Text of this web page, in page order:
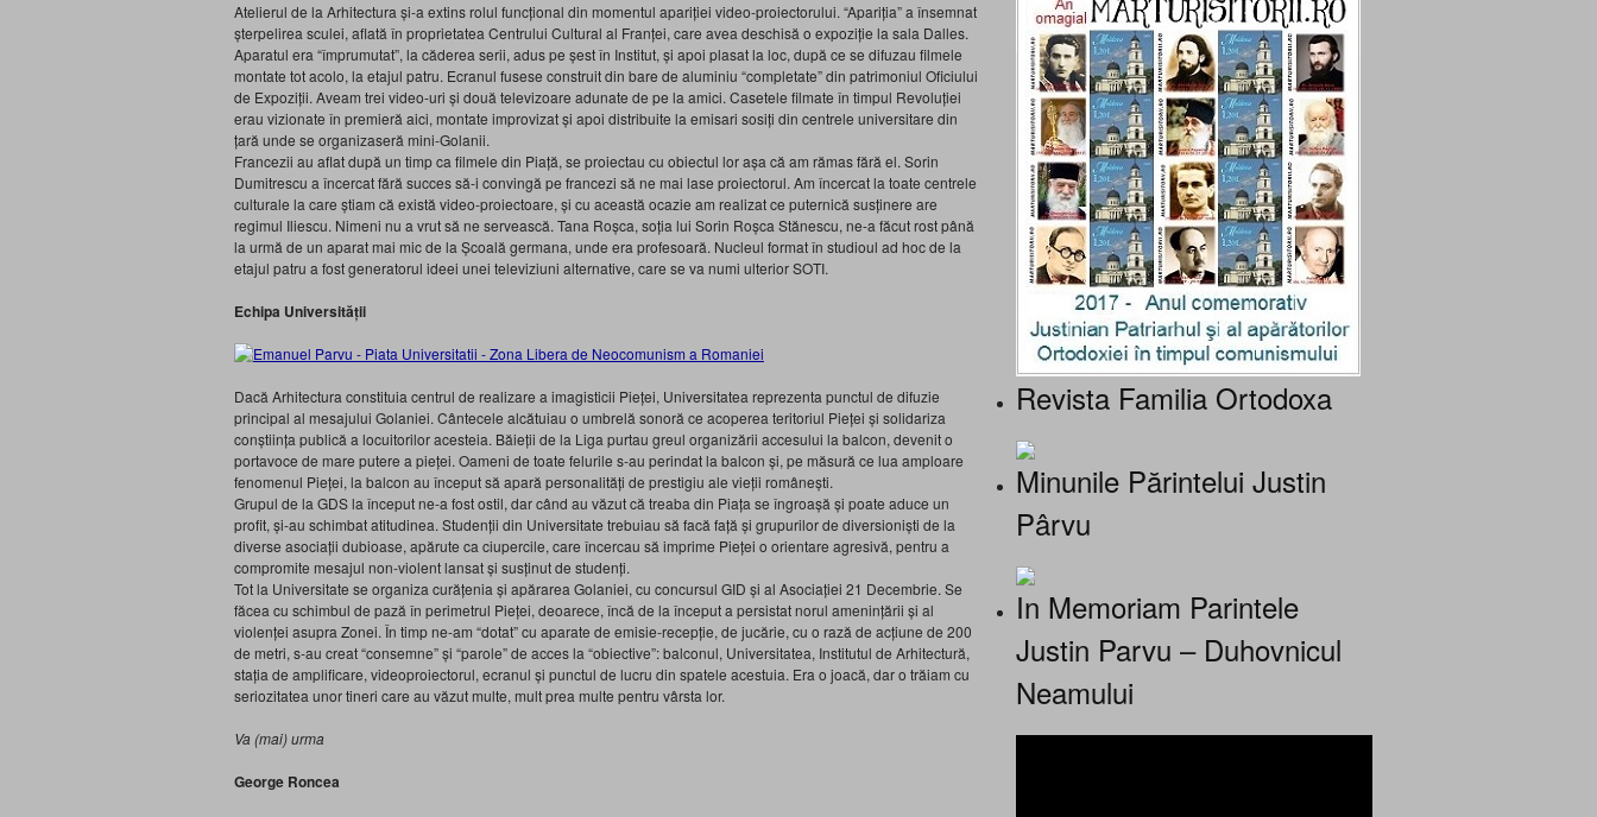
Atelierul de la Arhitectura și-a extins rolul funcțional din momentul apariției video-proiectorului. “Apariția” a însemnat
șterpelirea sculei, aflată în proprietatea Centrului Cultural al Franței, care avea deschisă o expoziție la sala Dalles.
Aparatul era “împrumutat”, la căderea serii, adus pe șest în Institut, și apoi plasat la loc, după ce se difuzau filmele
montate tot acolo, la etajul patru. Ecranul fusese construit din bare de aluminiu “completate” din patrimoniul Oficiului
de Expoziții. Aveam trei video-uri și două televizoare adunate de pe la amici. Casetele filmate în timpul Revoluției
erau vizionate în premieră aici, montate improvizat și apoi distribuite la emisari sosiți din centrele universitare din
țară unde se organizaseră mini-Golanii.
Francezii au aflat după un timp ca filmele din Piață, se proiectau cu obiectul lor așa că am rămas fără el. Sorin
Dumitrescu a încercat fără succes să-i convingă pe francezi să ne mai lase proiectorul. Am încercat la toate centrele
culturale la care știam că există video-proiectoare, și cu această ocazie am realizat ce puternică susținere are
regimul Iliescu. Nimeni nu a vrut să ne servească. Tana Roșca, soția lui Sorin Roșca Stănescu, ne-a făcut rost până
la urmă de un aparat mai mic de la Școală germana, unde era profesoară. Nucleul format în studioul ad hoc de la
etajul patru a fost generatorul ideei unei televiziuni alternative, care se va numi ulterior SOTI.
Echipa Universității
Dacă Arhitectura constituia centrul de realizare a imagisticii Pieței, Universitatea reprezenta punctul de difuzie
principal al mesajului Golaniei. Cântecele alcătuiau o umbrelă sonoră ce acoperea teritoriul Pieței și solidariza
conștiința publică a locuitorilor acesteia. Băieții de la Liga purtau greul organizării accesului la balcon, devenit o
portavoce de mare putere a pieței. Oameni de toate felurile s-au perindat la balcon și, pe măsură ce lua amploare
fenomenul Pieței, la balcon au început să apară personalități de prestigiu ale vieții românești.
Grupul de la GDS la început ne-a fost ostil, dar când au văzut că treaba din Piața se îngroașă și poate aduce un
profit, și-au schimbat atitudinea. Studenții din Universitate trebuiau să facă față și grupurilor de diversioniști de la
diverse asociații dubioase, apărute ca ciupercile, care încercau să imprime Pieței o orientare agresivă, pentru a
compromite mesajul non-violent lansat și susținut de studenți.
Tot la Universitate se organiza curățenia și apărarea Golaniei, cu concursul GID și al Asociației 21 Decembrie. Se
făcea cu schimbul de pază în perimetrul Pieței, deoarece, încă de la început a persistat norul amenințării și al
violenței asupra Zonei. În timp ne-am “dotat” cu aparate de emisie-recepție, de jucărie, cu o rază de acțiune de 200
de metri, s-au creat “consemne” și “parole” de acces la “obiective”: balconul, Universitatea, Institutul de Arhitectură,
stația de amplificare, videoproiectorul, ecranul și punctul de lucru din spatele acestuia. Era o joacă, dar o trăiam cu
seriozitatea unor tineri care au văzut multe, mult prea multe pentru vârsta lor.
Va (mai) urma
George Roncea
Revista Familia Ortodoxa
Minunile Părintelui Justin
Pârvu
In Memoriam Parintele
Justin Parvu – Duhovnicul
Neamului